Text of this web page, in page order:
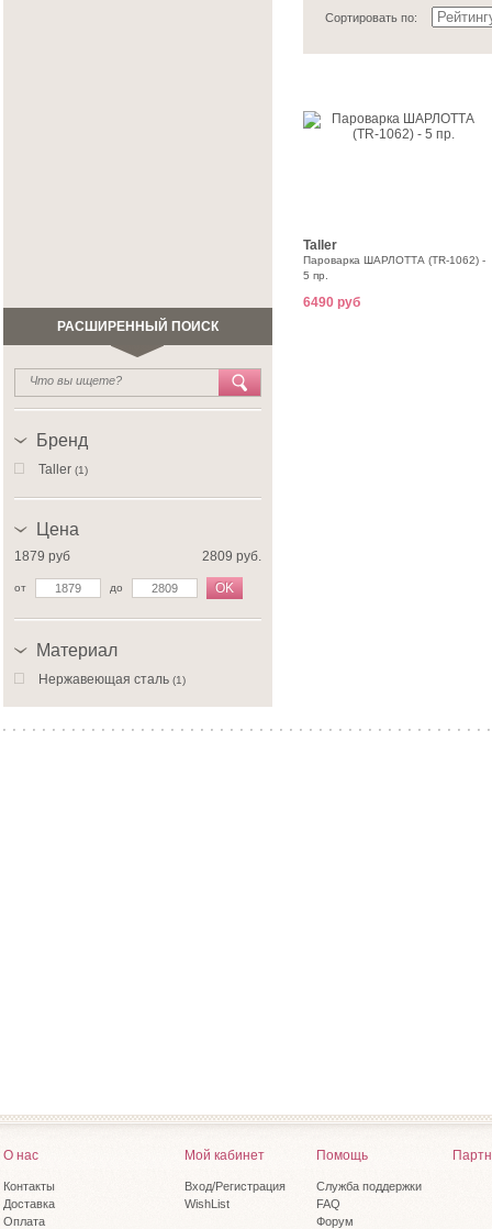
РАСШИРЕННЫЙ ПОИСК
Бренд
Taller (1)
Цена
1879 руб 2809 руб.
от до OK
Материал
Нержавеющая сталь (1)
Сортировать по:
Taller
Пароварка ШАРЛОТТА (TR-1062) -
5 пр.
6490 руб
О нас
Контакты
Доставка
Оплата
Мой кабинет
Вход/Регистрация
WishList
Помощь
Служба поддержки
FAQ
Форум